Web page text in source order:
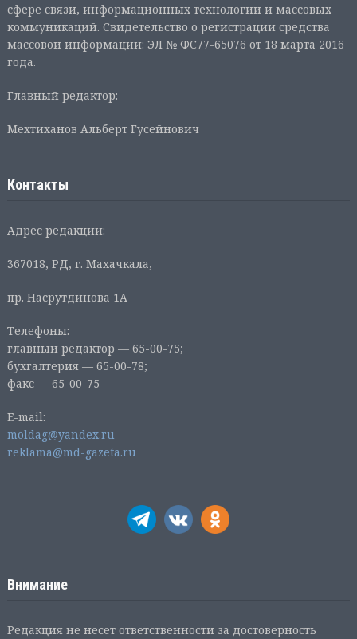
сфере связи, информационных технологий и массовых
коммуникаций. Свидетельство о регистрации средства
массовой информации: ЭЛ № ФС77-65076 от 18 марта 2016
года.
Главный редактор:
Мехтиханов Альберт Гусейнович
Контакты
Адрес редакции:
367018, РД, г. Махачкала,
пр. Насрутдинова 1А
Телефоны:
главный редактор — 65-00-75;
бухгалтерия — 65-00-78;
факс — 65-00-75
E-mail:
moldag@yandex.ru
reklama@md-gazeta.ru
Внимание
Редакция не несет ответственности за достоверность